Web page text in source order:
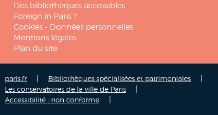
Des bibliothèques accessibles
Foreign in Paris ?
Cookies - Données personnelles
Mentions légales
Plan du site
paris.fr Bibliothèques spécialisées et patrimoniales
Les conservatoires de la ville de Paris
Accessibilité : non conforme